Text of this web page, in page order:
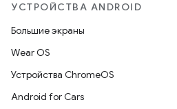
УСТРОЙСТВА ANDROID
Большие экраны
Wear OS
Устройства ChromeOS
Android for Cars